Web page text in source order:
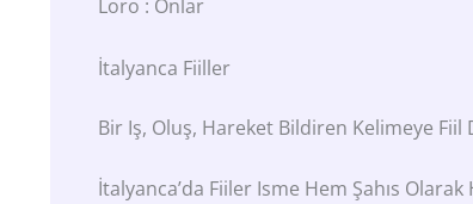
Loro : Onlar
İtalyanca Fiiller
Bir Iş, Oluş, Hareket Bildiren Kelimeye Fiil
İtalyanca’da Fiiler Isme Hem Şahıs